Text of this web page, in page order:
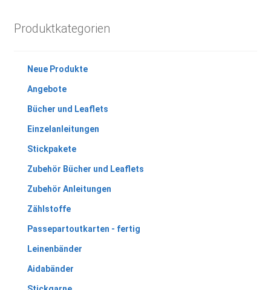
Produktkategorien
Neue Produkte
Angebote
Bücher und Leaflets
Einzelanleitungen
Stickpakete
Zubehör Bücher und Leaflets
Zubehör Anleitungen
Zählstoffe
Passepartoutkarten - fertig
Leinenbänder
Aidabänder